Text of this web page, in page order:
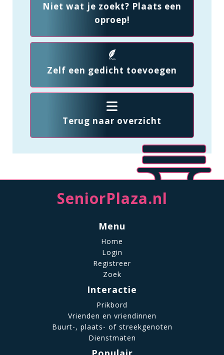
Niet wat je zoekt? Plaats een
oproep!
Zelf een gedicht toevoegen
Terug naar overzicht
SeniorPlaza.nl
Menu
Home
Login
Registreer
Zoek
Interactie
Prikbord
Vrienden en vriendinnen
Buurt-, plaats- of streekgenoten
Dienstmaten